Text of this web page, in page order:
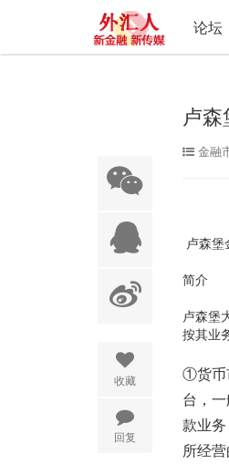
论坛
收藏
回复
卢
金融
卢森堡
简介
卢森堡
按其业
①货币
台，
款业
所经